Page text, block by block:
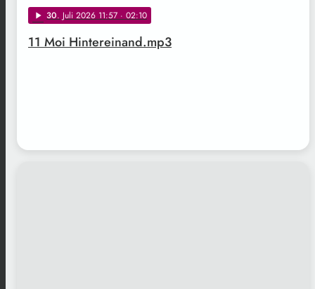
play_arrow 30. Juli 2026 11:57 · 02:10
11 Moi Hintereinand.mp3